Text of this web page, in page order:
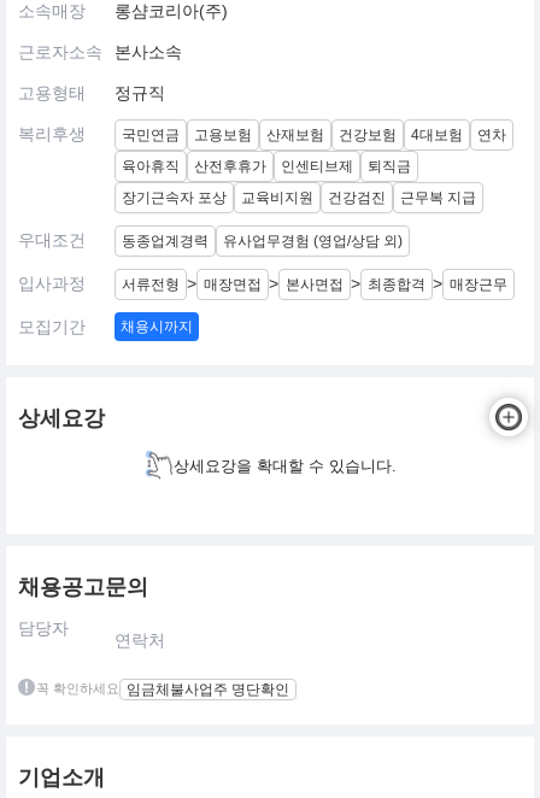
소속매장 롱샴코리아(주)
근로자소속 본사소속
고용형태 정규직
복리후생 국민연금 고용보험 산재보험 건강보험 4대보험
연차
육아휴직
산전후휴가 인센티브제
퇴직금
장기근속자 포상
교육비지원 건강검진 근무복 지급
우대조건 동종업계경력 유사업무경험 (영업/상담 외)
입사과정 서류전형 > 매장면접 > 본사면접 > 최종합격 > 매장근무
모집기간 채용시까지
상세요강
상세요강을 확대할 수 있습니다.
채용공고문의
담당자
연락처
꼭 확인하세요 임금체불사업주 명단확인
기업소개